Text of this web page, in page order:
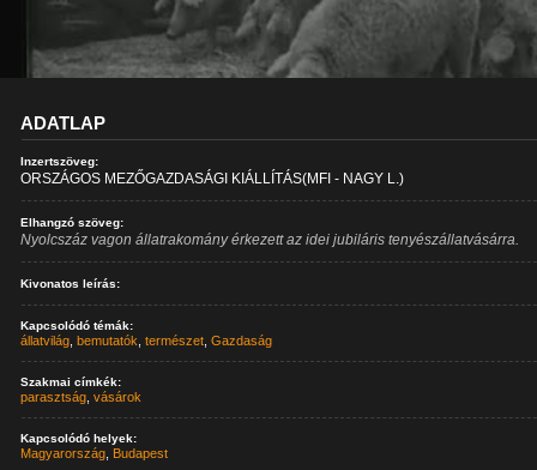
ADATLAP
Inzertszöveg:
ORSZÁGOS MEZŐGAZDASÁGI KIÁLLÍTÁS(MFI - NAGY L.)
Elhangzó szöveg:
Nyolcszáz vagon állatrakomány érkezett az idei jubiláris tenyészállatvásárra.
Kivonatos leírás:
Kapcsolódó témák:
állatvilág ,bemutatók ,természet ,Gazdaság
Szakmai címkék:
parasztság ,vásárok
Kapcsolódó helyek:
Magyarország Budapest